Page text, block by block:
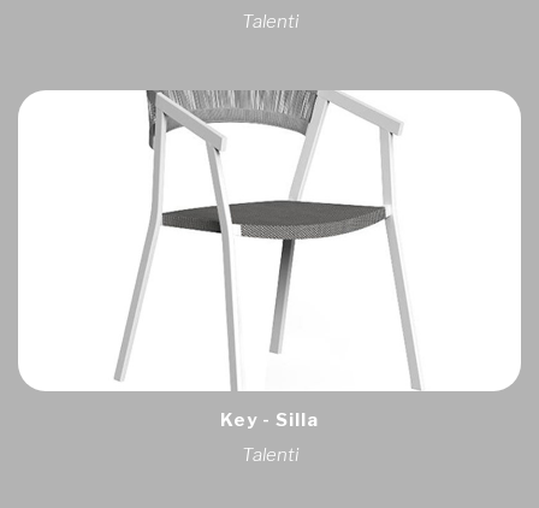
Talenti
Key - Silla
Talenti